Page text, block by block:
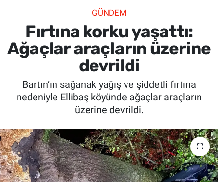
GÜNDEM
Fırtına korku yaşattı:
Ağaçlar araçların üzerine
devrildi
Bartın’ın sağanak yağış ve şiddetli fırtına
nedeniyle Ellibaş köyünde ağaçlar araçların
üzerine devrildi.
SPOR